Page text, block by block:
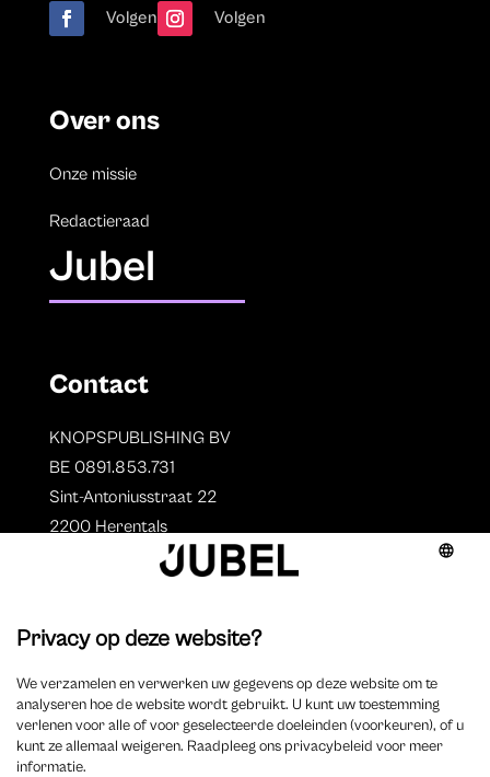
Volgen Volgen
Over ons
Onze missie
Redactieraad
Jubel
Contact
KNOPSPUBLISHING BV
BE 0891.853.731
Sint-Antoniusstraat 22
2200 Herentals
Auteurs
Overzicht auteurs
Auteur worden?